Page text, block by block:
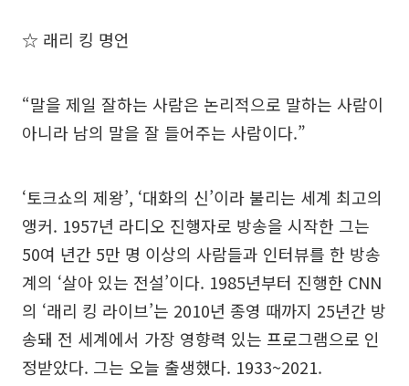
☆ 래리 킹 명언
“말을 제일 잘하는 사람은 논리적으로 말하는 사람이
아니라 남의 말을 잘 들어주는 사람이다.”
‘토크쇼의 제왕’, ‘대화의 신’이라 불리는 세계 최고의
앵커. 1957년 라디오 진행자로 방송을 시작한 그는
50여 년간 5만 명 이상의 사람들과 인터뷰를 한 방송
계의 ‘살아 있는 전설’이다. 1985년부터 진행한 CNN
의 ‘래리 킹 라이브’는 2010년 종영 때까지 25년간 방
송돼 전 세계에서 가장 영향력 있는 프로그램으로 인
정받았다. 그는 오늘 출생했다. 1933~2021.